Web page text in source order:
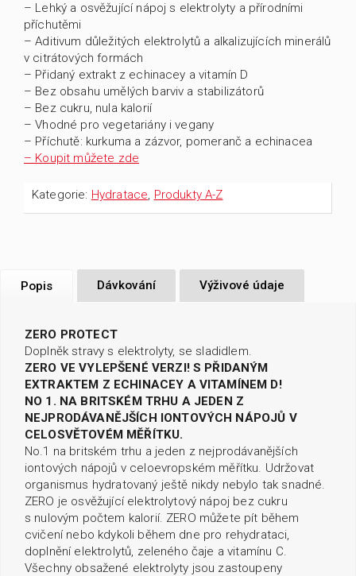
– Lehký a osvěžující nápoj s elektrolyty a přírodními
příchutěmi
– Aditivum důležitých elektrolytů a alkalizujících minerálů
v citrátových formách
– Přidaný extrakt z echinacey a vitamín D
– Bez obsahu umělých barviv a stabilizátorů
– Bez cukru, nula kalorií
– Vhodné pro vegetariány i vegany
– Příchutě: kurkuma a zázvor, pomeranč a echinacea
– Koupit můžete zde
Kategorie: Hydratace, Produkty A-Z
Popis Dávkování Výživové údaje
ZERO PROTECT
Doplněk stravy s elektrolyty, se sladidlem.
ZERO VE VYLEPŠENÉ VERZI! S PŘIDANÝM
EXTRAKTEM Z ECHINACEY A VITAMÍNEM D!
NO 1. NA BRITSKÉM TRHU A JEDEN Z
NEJPRODÁVANĚJŠÍCH IONTOVÝCH NÁPOJŮ V
CELOSVĚTOVÉM MĚŘÍTKU.
No.1 na britském trhu a jeden z nejprodávanějších
iontových nápojů v celoevropském měřítku. Udržovat
organismus hydratovaný ještě nikdy nebylo tak snadné.
ZERO je osvěžující elektrolytový nápoj bez cukru
s nulovým počtem kalorií. ZERO můžete pít během
cvičení nebo kdykoli během dne pro rehydrataci,
doplnění elektrolytů, zeleného čaje a vitamínu C.
Všechny obsažené elektrolyty jsou zastoupeny